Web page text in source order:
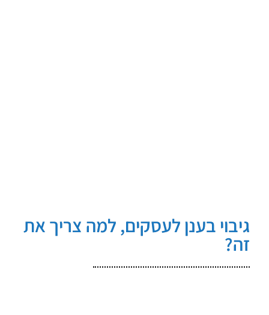
גיבוי בענן לעסקים, למה צריך את
זה?